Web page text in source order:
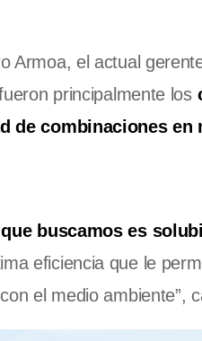
Armoa, el actual
principalmente los
de combinaciones en
buscamos es
eficiencia que le
el medio ambiente”,